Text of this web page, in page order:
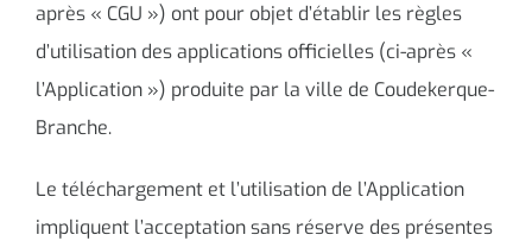
après « CGU ») ont pour objet d’établir les règles
d’utilisation des applications officielles (ci-après «
l’Application ») produite par la ville de Coudekerque-
Branche.
Le téléchargement et l’utilisation de l’Application
impliquent l’acceptation sans réserve des présentes